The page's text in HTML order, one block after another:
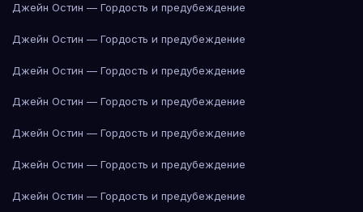
Джейн Остин — Гордость и предубеждение
Джейн Остин — Гордость и предубеждение
Джейн Остин — Гордость и предубеждение
Джейн Остин — Гордость и предубеждение
Джейн Остин — Гордость и предубеждение
Джейн Остин — Гордость и предубеждение
Джейн Остин — Гордость и предубеждение